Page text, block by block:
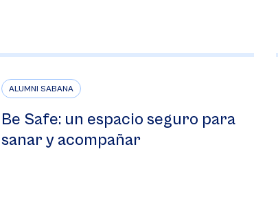
ALUMNI SABANA
Be Safe: un espacio seguro para
sanar y acompañar